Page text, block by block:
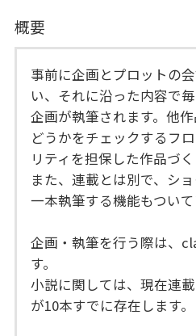
概要
事前に企画とプロットの
い、それに沿った内容で
企画が執筆されます。他
どうかをチェックするフ
リティを担保した作品づく
また、連載とは別で、シ
一本執筆する機能もついて
企画・執筆を行う際は、
す。
小説に関しては、現在連
が10本すでに存在します。